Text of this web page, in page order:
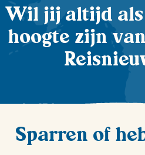
Wil jij altijd als
hoogte zijn
Sparren of